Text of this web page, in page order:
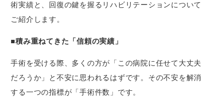
術実績と、回復の鍵を握るリハビリテーションについて
ご紹介します。
■積み重ねてきた「信頼の実績」
手術を受ける際、多くの方が「この病院に任せて大丈夫
だろうか」と不安に思われるはずです。その不安を解消
する一つの指標が「手術件数」です。